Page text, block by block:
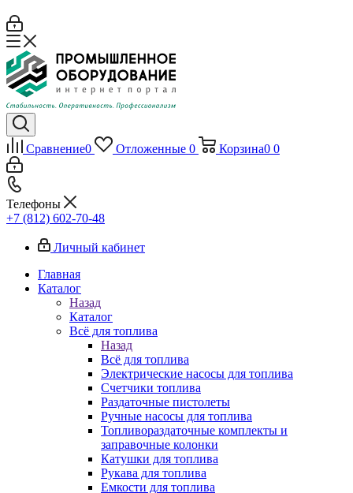
Сравнение0 Отложенные 0 Корзина0 0
Телефоны
+7 (812) 602-70-48
Личный кабинет
Главная
Каталог
Назад
Каталог
Всё для топлива
Назад
Всё для топлива
Электрические насосы для топлива
Счетчики топлива
Раздаточные пистолеты
Ручные насосы для топлива
Топливораздаточные комплекты и
заправочные колонки
Катушки для топлива
Рукава для топлива
Емкости для топлива